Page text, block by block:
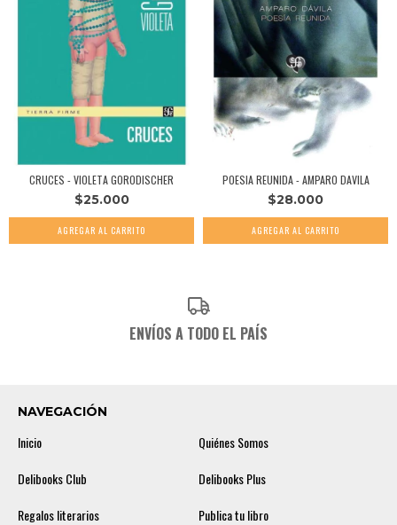
CRUCES - VIOLETA GORODISCHER
$25.000
POESIA REUNIDA - AMPARO DAVILA
$28.000
ENVÍOS A TODO EL PAÍS
NAVEGACIÓN
Inicio
Quiénes Somos
Delibooks Club
Delibooks Plus
Regalos literarios
Publica tu libro